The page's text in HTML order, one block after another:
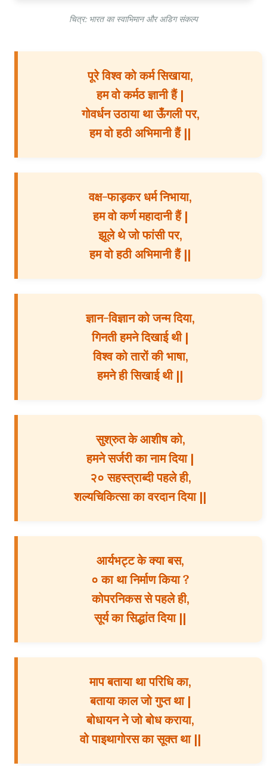
चित्र: भारत का स्वाभिमान और अडिग संकल्प
पूरे विश्व को कर्म सिखाया,
हम वो कर्मठ ज्ञानी हैं |
गोवर्धन उठाया था ऊँगली पर,
हम वो हठी अभिमानी हैं ||
वक्ष-फाड़कर धर्म निभाया,
हम वो कर्ण महादानी हैं |
झूले थे जो फांसी पर,
हम वो हठी अभिमानी हैं ||
ज्ञान-विज्ञान को जन्म दिया,
गिनती हमने दिखाई थी |
विश्व को तारों की भाषा,
हमने ही सिखाई थी ||
सुश्रुत के आशीष को,
हमने सर्जरी का नाम दिया |
२० सहस्त्राब्दी पहले ही,
शल्यचिकित्सा का वरदान दिया ||
आर्यभट्ट के क्या बस,
० का था निर्माण किया ?
कोपरनिकस से पहले ही,
सूर्य का सिद्धांत दिया ||
माप बताया था परिधि का,
बताया काल जो गुप्त था |
बोधायन ने जो बोध कराया,
वो पाइथागोरस का सूक्त था ||